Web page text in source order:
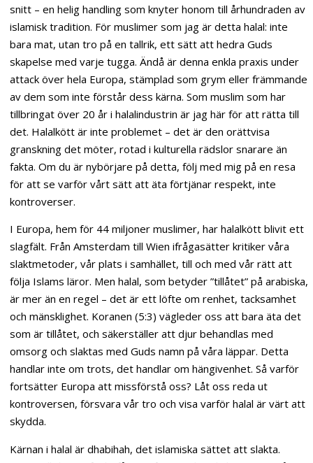
snitt – en helig handling som knyter honom till århundraden av
islamisk tradition. För muslimer som jag är detta halal: inte
bara mat, utan tro på en tallrik, ett sätt att hedra Guds
skapelse med varje tugga. Ändå är denna enkla praxis under
attack över hela Europa, stämplad som grym eller främmande
av dem som inte förstår dess kärna. Som muslim som har
tillbringat över 20 år i halalindustrin är jag här för att rätta till
det. Halalkött är inte problemet – det är den orättvisa
granskning det möter, rotad i kulturella rädslor snarare än
fakta. Om du är nybörjare på detta, följ med mig på en resa
för att se varför vårt sätt att äta förtjänar respekt, inte
kontroverser.
I Europa, hem för 44 miljoner muslimer, har halalkött blivit ett
slagfält. Från Amsterdam till Wien ifrågasätter kritiker våra
slaktmetoder, vår plats i samhället, till och med vår rätt att
följa Islams läror. Men halal, som betyder ”tillåtet” på arabiska,
är mer än en regel – det är ett löfte om renhet, tacksamhet
och mänsklighet. Koranen (5:3) vägleder oss att bara äta det
som är tillåtet, och säkerställer att djur behandlas med
omsorg och slaktas med Guds namn på våra läppar. Detta
handlar inte om trots, det handlar om hängivenhet. Så varför
fortsätter Europa att missförstå oss? Låt oss reda ut
kontroversen, försvara vår tro och visa varför halal är värt att
skydda.
Kärnan i halal är dhabihah, det islamiska sättet att slakta.